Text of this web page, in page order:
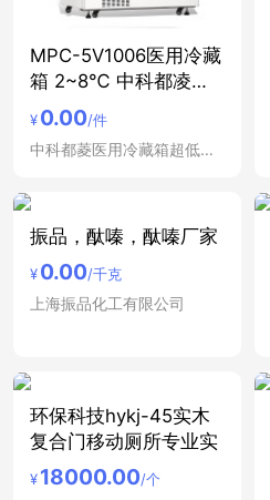
MPC-5V1006医用冷藏
箱 2~8℃ 中科都凌双
开
¥0.00/件
中科都菱医用冷藏箱超低温冰箱安徽合肥医用低温保存箱
振品，酞嗪，酞嗪厂家
¥0.00/千克
上海振品化工有限公司
环保科技hykj-45实木
复合门移动厕所专业实
¥18000.00/个